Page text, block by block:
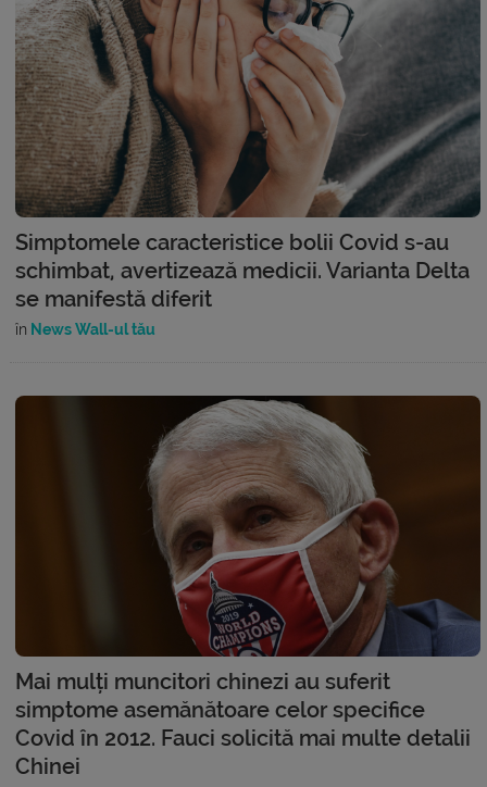
Simptomele caracteristice bolii Covid s-au
schimbat, avertizează medicii. Varianta Delta
se manifestă diferit
în News Wall-ul tău
Mai mulți muncitori chinezi au suferit
simptome asemănătoare celor specifice
Covid în 2012. Fauci solicită mai multe detalii
Chinei